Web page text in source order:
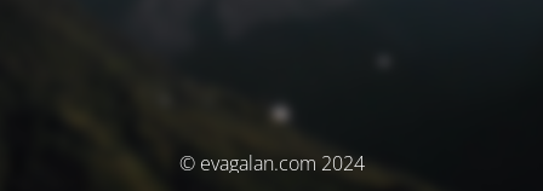
© evagalan.com 2024